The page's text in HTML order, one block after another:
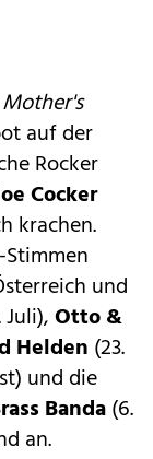
Mother's
auf der
Rocker
Cocker
krachen.
und
Juli),Otto &
Helden (23.
und die
Banda(6.
an.